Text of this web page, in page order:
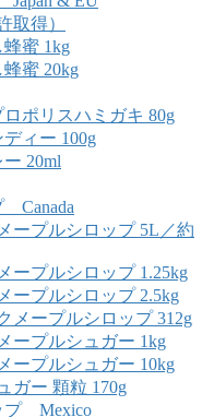
得）
蜂蜜 1kg
蜂蜜 20kg
ロポリスハミガキ 80g
ィー 100g
20ml
Canada
ープルシロップ 5L／約
ープルシロップ 1.25kg
ープルシロップ 2.5kg
メープルシロップ 312g
ープルシュガー 1kg
ープルシュガー 10kg
ガー 顆粒 170g
プ Mexico